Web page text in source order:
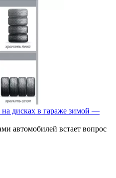
дисках в гараже зимой —
автомобилей встает вопрос